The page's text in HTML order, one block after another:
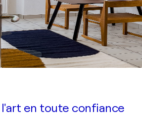
en toute confiance